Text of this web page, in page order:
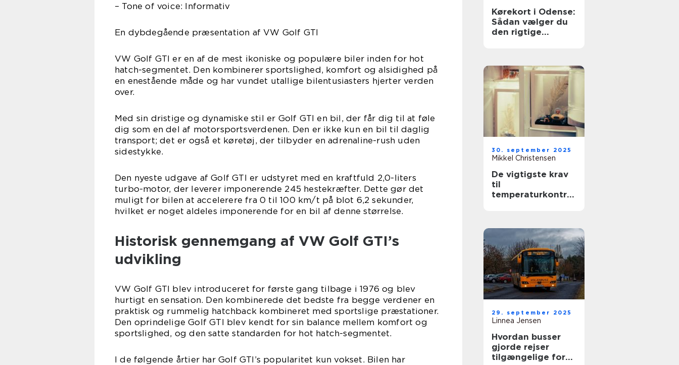
– Tone of voice: Informativ
En dybdegående præsentation af VW Golf GTI
VW Golf GTI er en af de mest ikoniske og populære biler inden for hot
hatch-segmentet. Den kombinerer sportslighed, komfort og alsidighed på
en enestående måde og har vundet utallige bilentusiasters hjerter verden
over.
Med sin dristige og dynamiske stil er Golf GTI en bil, der får dig til at føle
dig som en del af motorsportsverdenen. Den er ikke kun en bil til daglig
transport; det er også et køretøj, der tilbyder en adrenaline-rush uden
sidestykke.
Den nyeste udgave af Golf GTI er udstyret med en kraftfuld 2,0-liters
turbo-motor, der leverer imponerende 245 hestekræfter. Dette gør det
muligt for bilen at accelerere fra 0 til 100 km/t på blot 6,2 sekunder,
hvilket er noget aldeles imponerende for en bil af denne størrelse.
Historisk gennemgang af VW Golf GTI’s
udvikling
VW Golf GTI blev introduceret for første gang tilbage i 1976 og blev
hurtigt en sensation. Den kombinerede det bedste fra begge verdener en
praktisk og rummelig hatchback kombineret med sportslige præstationer.
Den oprindelige Golf GTI blev kendt for sin balance mellem komfort og
sportslighed, og den satte standarden for hot hatch-segmentet.
I de følgende årtier har Golf GTI’s popularitet kun vokset. Bilen har
Kørekort i Odense:
Sådan vælger du
den rigtige
30. september 2025
Mikkel Christensen
De vigtigste krav
til
temperaturkontrol
29. september 2025
Linnea Jensen
Hvordan busser
gjorde rejser
tilgængelige for